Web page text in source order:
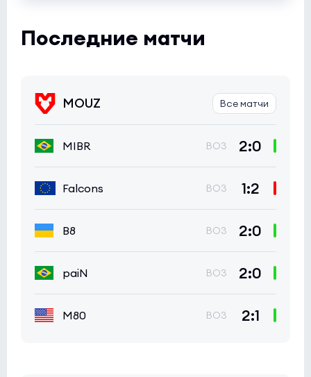
Последние матчи
MOUZ Все матчи
MIBR BO3 2:0
Falcons BO3 1:2
B8 BO3 2:0
paiN BO3 2:0
M80 BO3 2:1